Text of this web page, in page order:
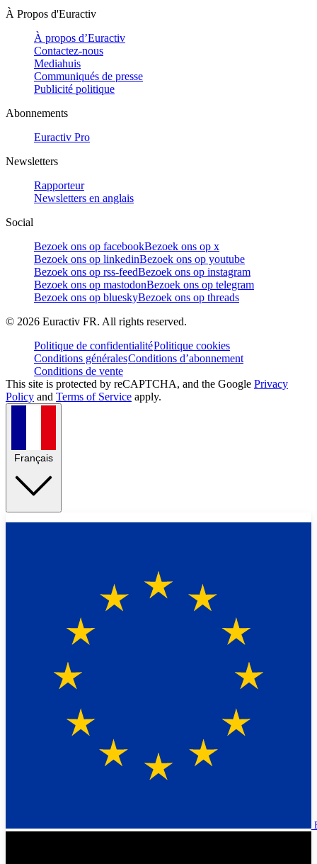
À Propos d'Euractiv
À propos d’Euractiv
Contactez-nous
Mediahuis
Communiqués de presse
Publicité politique
Abonnements
Euractiv Pro
Newsletters
Rapporteur
Newsletters en anglais
Social
Bezoek ons op facebookBezoek ons op x
Bezoek ons op linkedinBezoek ons op youtube
Bezoek ons op rss-feedBezoek ons op instagram
Bezoek ons op mastodonBezoek ons op telegram
Bezoek ons op blueskyBezoek ons op threads
© 2026 Euractiv FR. All rights reserved.
Politique de confidentialitéPolitique cookies
Conditions généralesConditions d’abonnement
Conditions de vente
This site is protected by reCAPTCHA, and the Google Privacy
Policy and Terms of Service apply.
Français